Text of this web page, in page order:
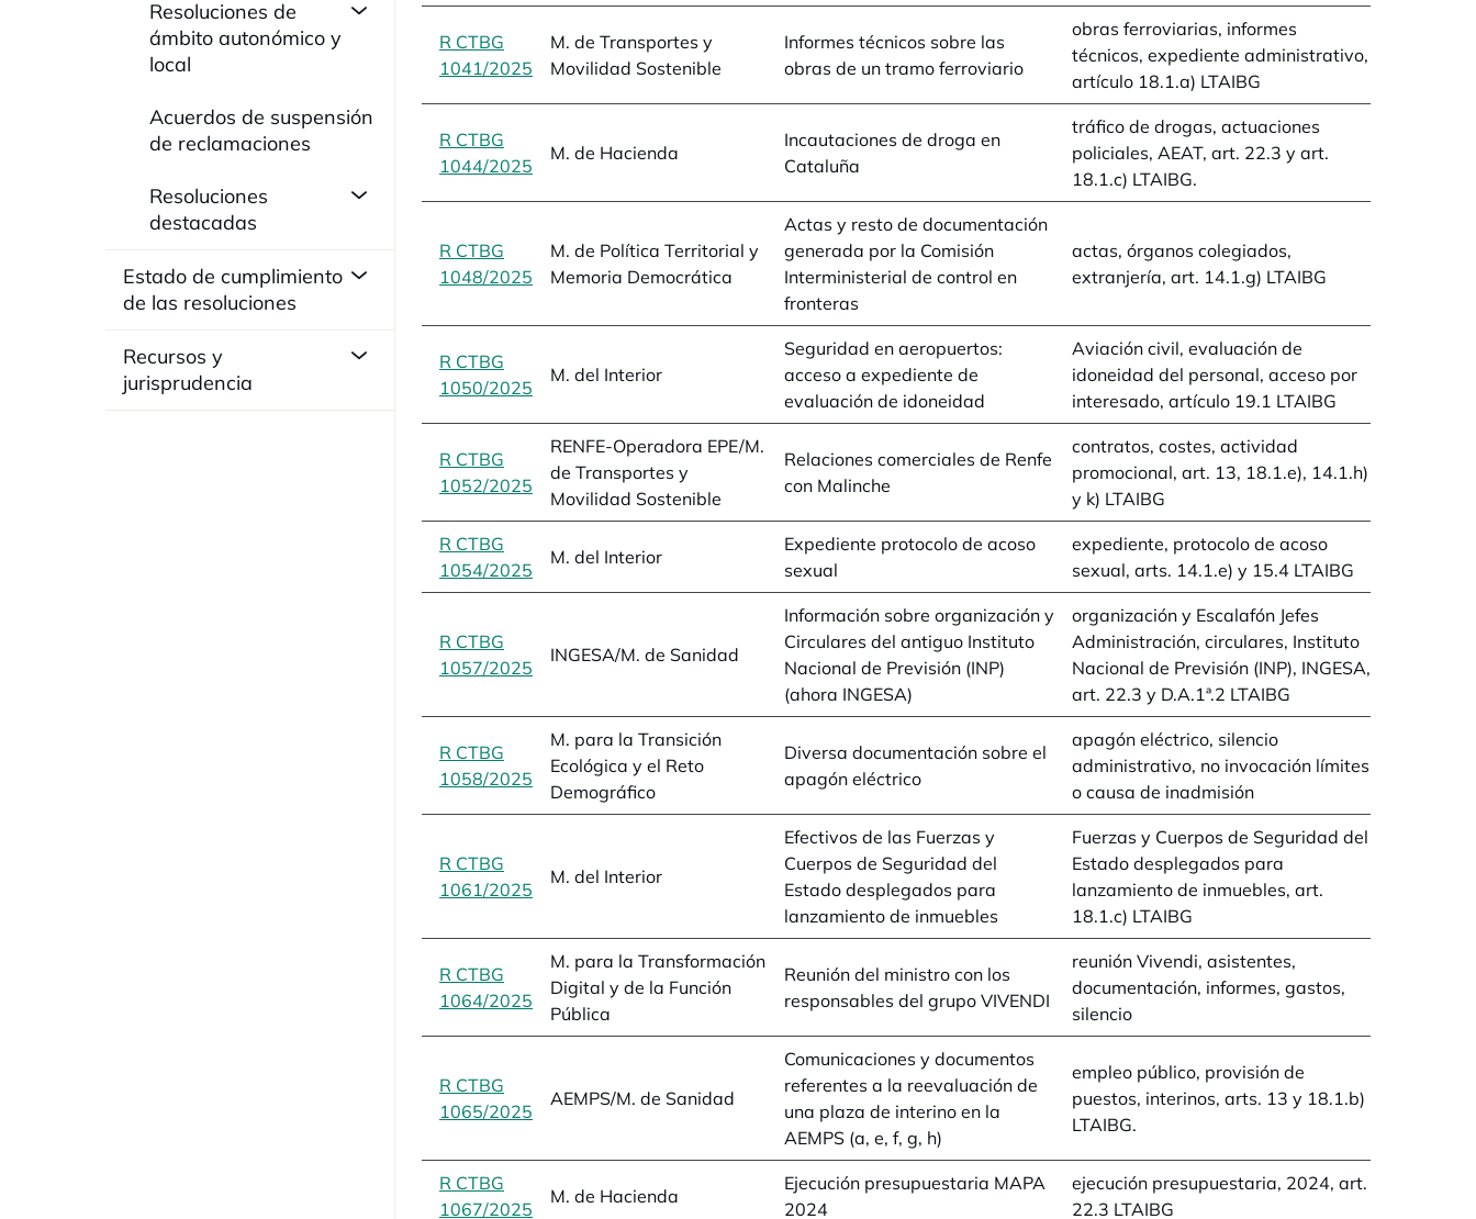
Resoluciones de
ámbito autonómico y
local
Acuerdos de suspensión
de reclamaciones
Resoluciones
destacadas
Estado de cumplimiento
de las resoluciones
Recursos y
jurisprudencia
R CTBG
1041/2025 se abre en una pestaña nueva
M. de Transportes y
Movilidad Sostenible
Informes técnicos sobre las
obras de un tramo ferroviario
obras ferroviarias, informes
técnicos, expediente administrativo,
artículo 18.1.a) LTAIBG
R CTBG
1044/2025 se abre en una pestaña nueva
M. de Hacienda
Incautaciones de droga en
Cataluña
tráfico de drogas, actuaciones
policiales, AEAT, art. 22.3 y art.
18.1.c) LTAIBG.
R CTBG
1048/2025 se abre en una pestaña nueva
M. de Política Territorial y
Memoria Democrática
Actas y resto de documentación
generada por la Comisión
Interministerial de control en
fronteras
actas, órganos colegiados,
extranjería, art. 14.1.g) LTAIBG
R CTBG
1050/2025 se abre en una pestaña nueva
M. del Interior
Seguridad en aeropuertos:
acceso a expediente de
evaluación de idoneidad
Aviación civil, evaluación de
idoneidad del personal, acceso por
interesado, artículo 19.1 LTAIBG
R CTBG
1052/2025 se abre en una pestaña nueva
RENFE-Operadora EPE/M.
de Transportes y
Movilidad Sostenible
Relaciones comerciales de Renfe
con Malinche
contratos, costes, actividad
promocional, art. 13, 18.1.e), 14.1.h)
y k) LTAIBG
R CTBG
1054/2025 se abre en una pestaña nueva
M. del Interior
Expediente protocolo de acoso
sexual
expediente, protocolo de acoso
sexual, arts. 14.1.e) y 15.4 LTAIBG
R CTBG
1057/2025 se abre en una pestaña nueva
INGESA/M. de Sanidad
Información sobre organización y
Circulares del antiguo Instituto
Nacional de Previsión (INP)
(ahora INGESA)
organización y Escalafón Jefes
Administración, circulares, Instituto
Nacional de Previsión (INP), INGESA,
art. 22.3 y D.A.1ª.2 LTAIBG
R CTBG
1058/2025 se abre en una pestaña nueva
M. para la Transición
Ecológica y el Reto
Demográfico
Diversa documentación sobre el
apagón eléctrico
apagón eléctrico, silencio
administrativo, no invocación límites
o causa de inadmisión
R CTBG
1061/2025 se abre en una pestaña nueva
M. del Interior
Efectivos de las Fuerzas y
Cuerpos de Seguridad del
Estado desplegados para
lanzamiento de inmuebles
Fuerzas y Cuerpos de Seguridad del
Estado desplegados para
lanzamiento de inmuebles, art.
18.1.c) LTAIBG
R CTBG
1064/2025 se abre en una pestaña nueva
M. para la Transformación
Digital y de la Función
Pública
Reunión del ministro con los
responsables del grupo VIVENDI
reunión Vivendi, asistentes,
documentación, informes, gastos,
silencio
R CTBG
1065/2025 se abre en una pestaña nueva
AEMPS/M. de Sanidad
Comunicaciones y documentos
referentes a la reevaluación de
una plaza de interino en la
AEMPS (a, e, f, g, h)
empleo público, provisión de
puestos, interinos, arts. 13 y 18.1.b)
LTAIBG.
R CTBG
1067/2025 se abre en una pestaña nueva
M. de Hacienda
Ejecución presupuestaria MAPA
2024
ejecución presupuestaria, 2024, art.
22.3 LTAIBG